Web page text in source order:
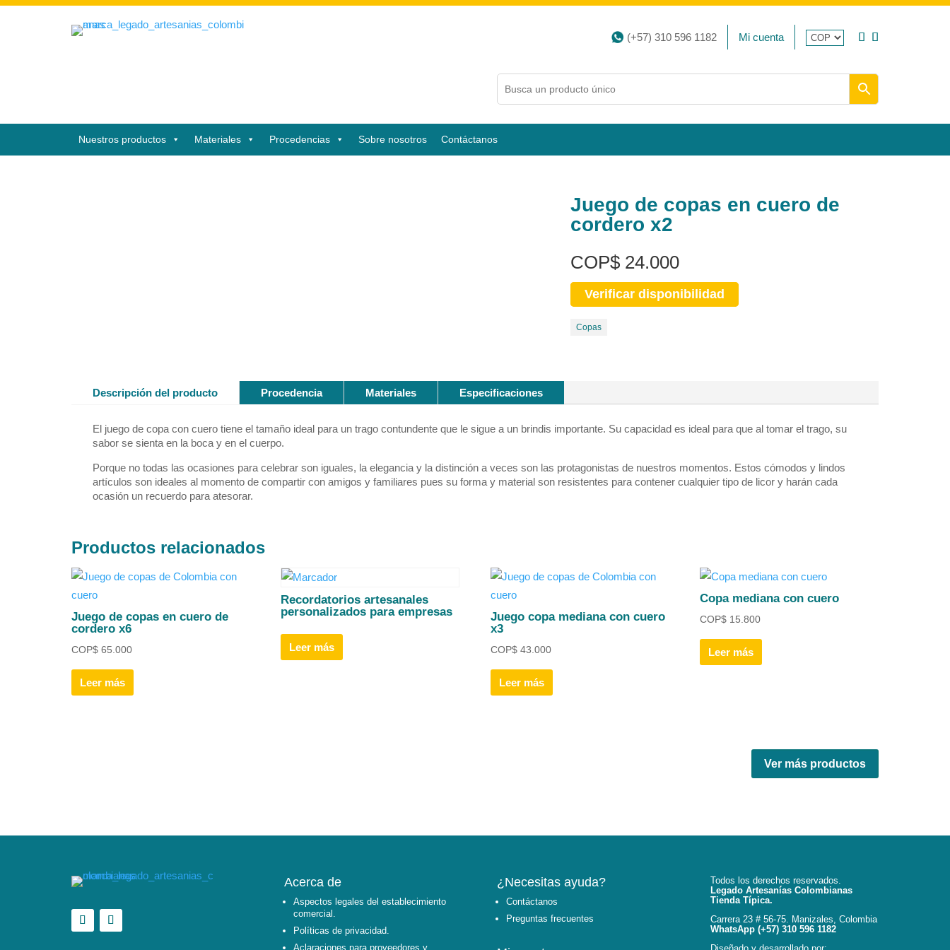
(+57) 310 596 1182 Mi cuenta
Nuestros productos Materiales Procedencias Sobre nosotros Contáctanos
Juego de copas en cuero de
cordero x2
COP$24.000
Verificar disponibilidad
Copas
Descripción del producto Procedencia Materiales Especificaciones
El juego de copa con cuero tiene el tamaño ideal para un trago contundente que le sigue a un brindis importante. Su capacidad es ideal para que al tomar el trago, su
sabor se sienta en la boca y en el cuerpo.
Porque no todas las ocasiones para celebrar son iguales, la elegancia y la distinción a veces son las protagonistas de nuestros momentos. Estos cómodos y lindos
artículos son ideales al momento de compartir con amigos y familiares pues su forma y material son resistentes para contener cualquier tipo de licor y harán cada
ocasión un recuerdo para atesorar.
Productos relacionados
Juego de copas en cuero de
cordero x6
COP$65.000
Leer más
Recordatorios artesanales
personalizados para empresas
Leer más
Juego copa mediana con cuero
x3
COP$43.000
Leer más
Copa mediana con cuero
COP$ 15.800
Leer más
Ver más productos
Acerca de
Aspectos legales del establecimiento
comercial.
Políticas de privacidad.
Aclaraciones para proveedores y
¿Necesitas ayuda?
Contáctanos
Preguntas frecuentes
Todos los derechos reservados.
Legado Artesanías Colombianas
Tienda Típica.
Carrera 23 # 56-75. Manizales, Colombia
WhatsApp (+57) 310 596 1182